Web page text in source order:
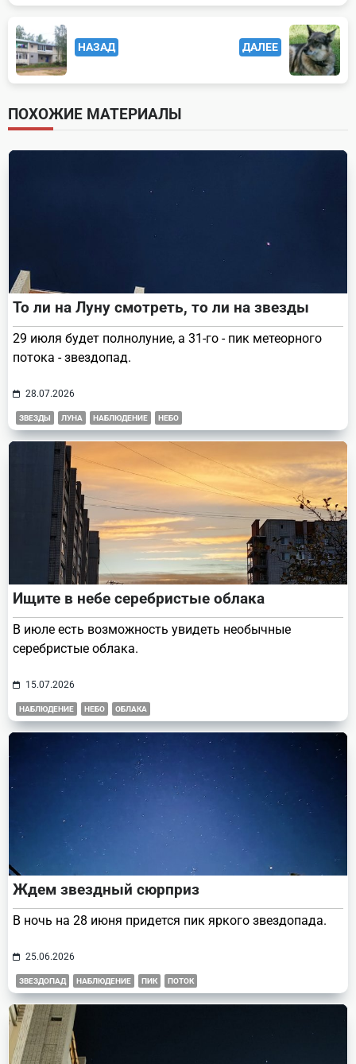
<span
class="nav-
subtitle
screen-
reader-
text">Page</span>
НАЗАД ДАЛЕЕ
ПОХОЖИЕ МАТЕРИАЛЫ
То ли на Луну смотреть, то ли на звезды
29 июля будет полнолуние, а 31-го - пик метеорного
потока - звездопад.
28.07.2026
ЗВЕЗДЫ ЛУНА НАБЛЮДЕНИЕ НЕБО
Ищите в небе серебристые облака
В июле есть возможность увидеть необычные
серебристые облака.
15.07.2026
НАБЛЮДЕНИЕ НЕБО ОБЛАКА
Ждем звездный сюрприз
В ночь на 28 июня придется пик яркого звездопада.
25.06.2026
ЗВЕЗДОПАД НАБЛЮДЕНИЕ ПИК ПОТОК